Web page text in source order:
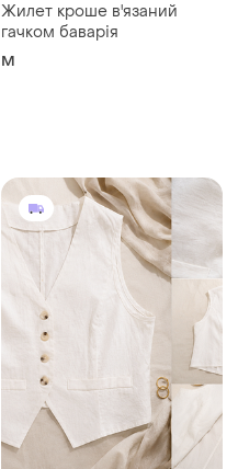
Жилет кроше в'язаний
гачком баварія
M